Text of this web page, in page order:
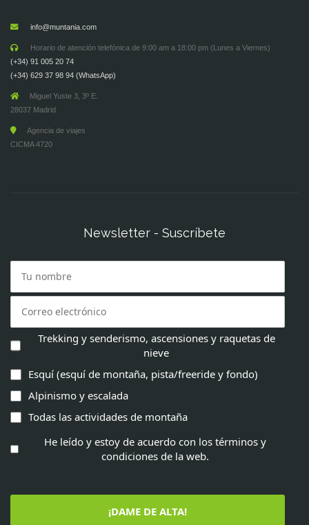
info@muntania.com
Horario de atención telefónica de 9:00 am a 18:00 pm (Lunes a Viernes)
(+34) 91 005 20 74
(+34) 629 37 98 94 (WhatsApp)
Miguel Yuste 3, 3º E.
28037 Madrid
Agencia de viajes
CICMA 4720
Newsletter - Suscríbete
Trekking y senderismo, ascensiones y raquetas de
nieve
Esquí (esquí de montaña, pista/freeride y fondo)
Alpinismo y escalada
Todas las actividades de montaña
He leído y estoy de acuerdo con los términos y
condiciones de la web.
¡DAME DE ALTA!